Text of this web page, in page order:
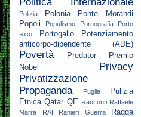
Polizia Polonia
Ponte Morandi
Popoli
Populismo Pornografia
Porto
Rico
Portogallo
Potenziamento
anticorpo-dipendente (ADE)
Povertà Predator
Premio
Nobel
Privacy
Privatizzazione
Propaganda
Puglia
Pulizia
Etnica Qatar QE Racconti Raffaele
Marra
RAI Ranieri Guerra Raqqa